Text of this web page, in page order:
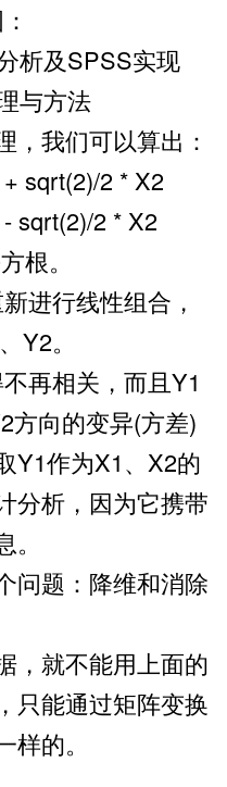
我们可以算出：
sqrt(2)/2 * X2
2 * X2
。
行线性组合，
Y2。
再相关，而且Y1
方向的变异(方差)
Y1作为X1、X2的
分析，因为它携带
题：降维和消除
就不能用上面的
只能通过矩阵变换
的。